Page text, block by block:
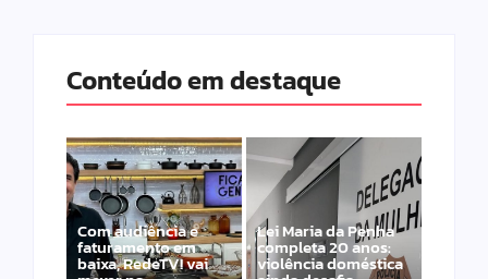
Conteúdo em destaque
Com audiência e
faturamento em
baixa, RedeTV! vai
Lei Maria da Penha
completa 20 anos:
violência doméstica